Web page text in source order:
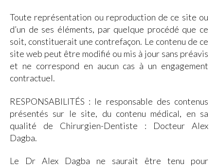
Toute représentation ou reproduction de ce site ou
d’un de ses éléments, par quelque procédé que ce
soit, constituerait une contrefaçon. Le contenu de ce
site web peut être modifié ou mis à jour sans préavis
et ne correspond en aucun cas à un engagement
contractuel.
RESPONSABILITÉS : le responsable des contenus
présentés sur le site, du contenu médical, en sa
qualité de Chirurgien-Dentiste : Docteur Alex
Dagba.
Le Dr Alex Dagba ne saurait être tenu pour